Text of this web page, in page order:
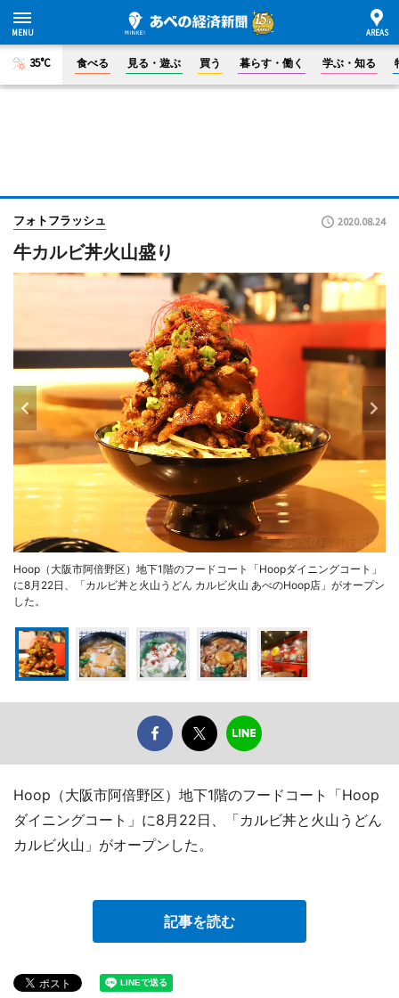
35°C 食べる 見る・遊ぶ 買う 暮らす・働く 学ぶ・知る
フォトフラッシュ 2020.08.24
牛カルビ丼火山盛り
Hoop（大阪市阿倍野区）地下1階のフードコート「Hoopダイニングコート」
に8月22日、「カルビ丼と火山うどん カルビ火山 あべのHoop店」がオープン
した。
Hoop（大阪市阿倍野区）地下1階のフードコート「Hoop
ダイニングコート」に8月22日、「カルビ丼と火山うどん
カルビ火山」がオープンした。
記事を読む